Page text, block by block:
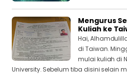
Mengurus
Kuliah ke
Hai,
di Taiwan.
mulai kuliah di
University. Sebelum tiba disini selain m